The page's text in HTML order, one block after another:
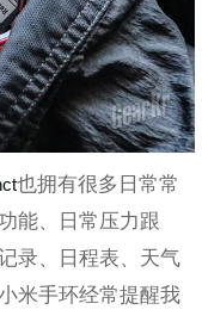
也拥有很多日常常
能、日常压力跟
录、日程表、天气
米手环经常提醒我